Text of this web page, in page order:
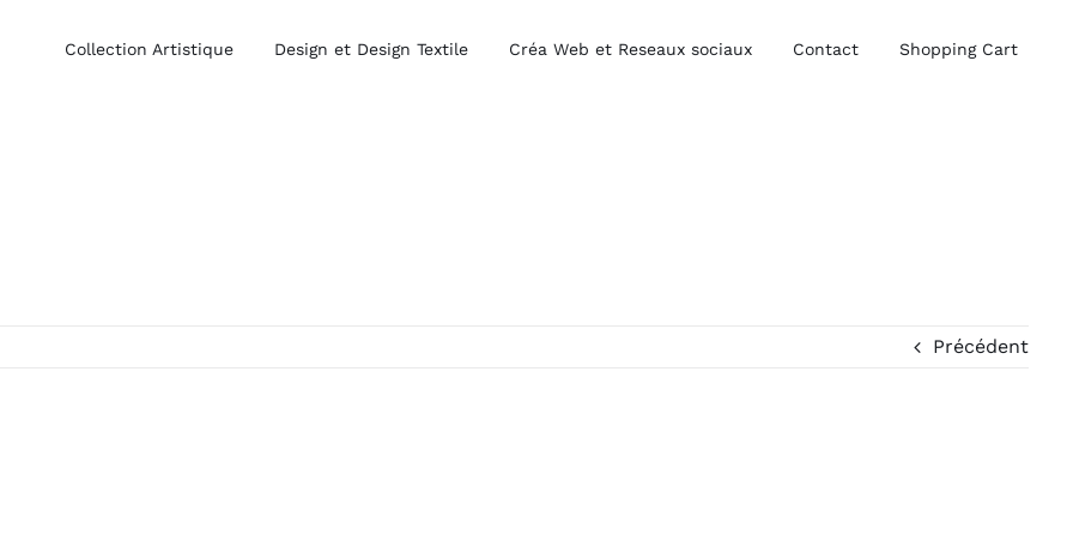
Collection Artistique Design et Design Textile Créa Web et Reseaux sociaux Contact Shopping Cart
Précédent